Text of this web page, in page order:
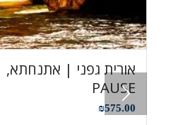
PAUSE
₪575.00